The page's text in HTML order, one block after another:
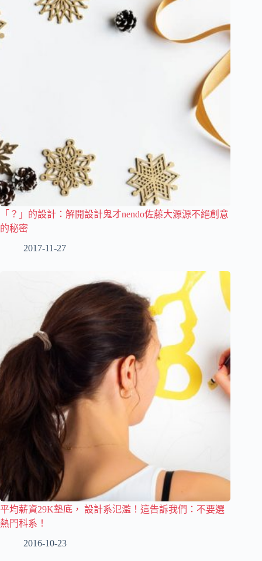
「？」的設計：解開設計鬼才nendo佐藤大源源不絕創意
的秘密
2017-11-27
平均薪資29K墊底， 設計系氾濫！這告訴我們：不要選
熱門科系！
2016-10-23